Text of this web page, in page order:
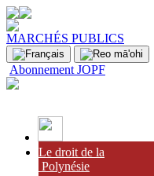
MARCHÉS PUBLICS
Abonnement JOPF
Le droit de la
Polynésie